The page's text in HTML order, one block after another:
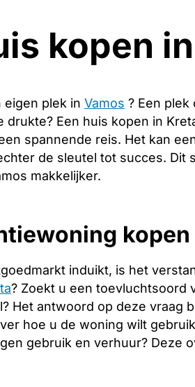
kopen
eigen plek in Vamos ? Een
drukte? Een huis kopen in
spannende reis. Het kan
de sleutel tot succes. Dit
makkelijker.
induikt, is het
? Zoekt u een toevluchtsoord
Het antwoord op deze vraag
hoe u de woning wilt
gebruik en verhuur? Deze